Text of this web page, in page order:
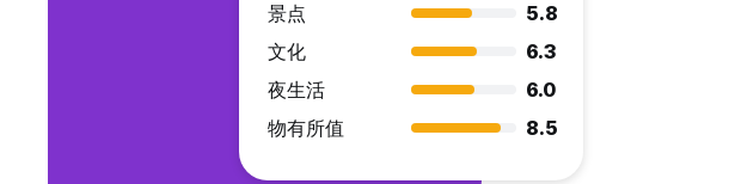
景点
5.8
文化
6.3
夜生活
6.0
物有所值
8.5